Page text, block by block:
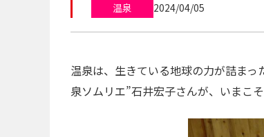
温泉 2024/04/05
温泉は、生きている地球の力が詰ま
泉ソムリエ”石井宏子さんが、いまこ